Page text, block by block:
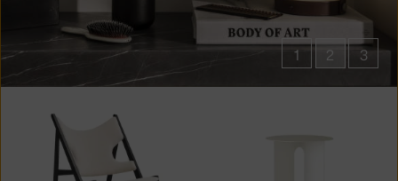
1 2 3
Copenhagen